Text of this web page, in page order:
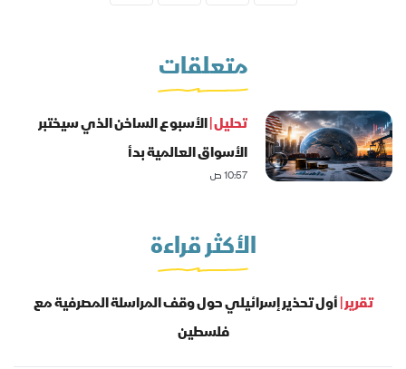
متعلقات
تحليل |الأسبوع الساخن الذي سيختبر
الأسواق العالمية بدأ
10:57 ص
الأكثر قراءة
تقرير |أول تحذير إسرائيلي حول وقف المراسلة المصرفية مع
فلسطين